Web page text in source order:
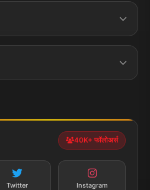
Terms &
झारखण्ड
40K+ फॉलोअर्स
Twitter Instagram